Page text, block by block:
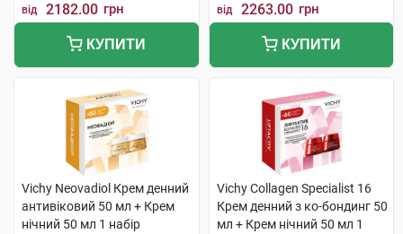
від 2182.00 грн
КУПИТИ
від 2263.00 грн
КУПИТИ
Vichy Neovadiol Крем денний
антивіковий 50 мл + Крем
нічний 50 мл 1 набір
Vichy Collagen Specialist 16
Крем денний з ко-бондинг 50
мл + Крем нічний 50 мл 1